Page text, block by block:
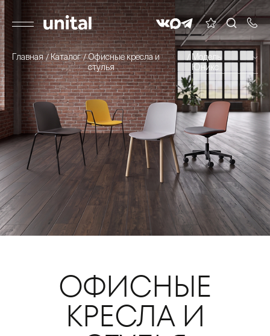
Главная Каталог
Офисные кресла и
стулья
Модель
Юникс
ОФИСНЫЕ
КРЕСЛА И